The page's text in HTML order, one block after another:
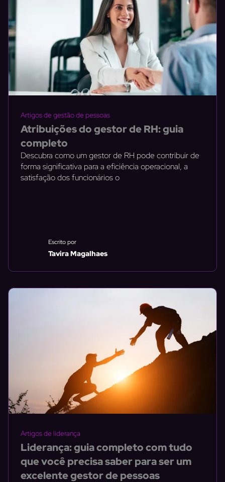
Artigos de gestão de pessoas
Atribuições do gestor de RH: guia
completo
Descubra como um gestor de RH pode contribuir de
forma significativa para a eficiência operacional, a
satisfação dos funcionários o
Escrito por
Tavira Magalhaes
Artigos de liderança
Liderança: guia completo com tudo
que você precisa saber para ser um
excelente gestor de pessoas